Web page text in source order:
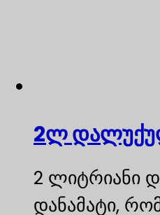
2ლ
2 ლიტრიანი
დანამატი,